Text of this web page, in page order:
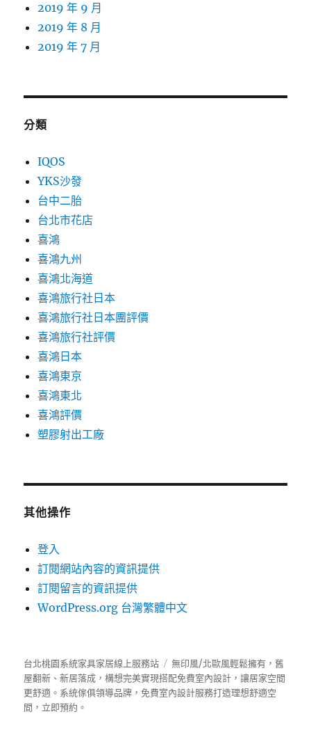
2019 年 9 月
2019 年 8 月
2019 年 7 月
分類
IQOS
YKS沙發
台中二胎
台北市花店
喜鴻
喜鴻九州
喜鴻北海道
喜鴻旅行社日本
喜鴻旅行社日本團評價
喜鴻旅行社評價
喜鴻日本
喜鴻東京
喜鴻東北
喜鴻評價
塑膠射出工廠
其他操作
登入
訂閱網站內容的資訊提供
訂閱留言的資訊提供
WordPress.org 台灣繁體中文
台北桃園系統家具家居線上服務站
無印風/北歐風輕鬆擁有，舊
屋翻新、新居落成，構想完美實現搭配免費室內設計，讓居家空間
更舒適。 系統傢俱領導品牌，免費室內設計服務打造理想舒適空
間，立即預約。